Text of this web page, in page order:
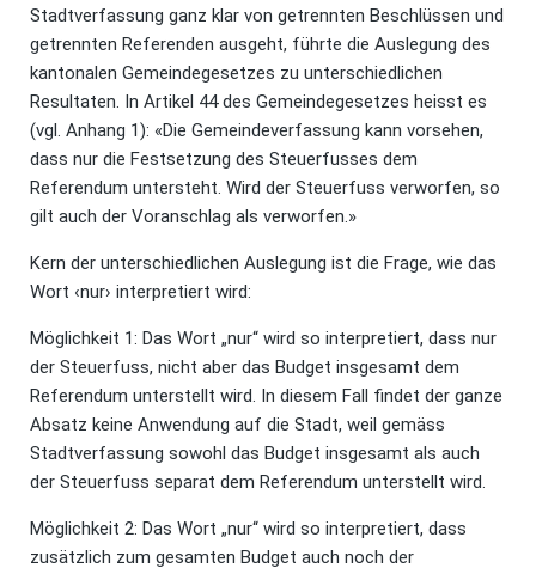
Stadtverfassung ganz klar von getrennten Beschlüssen und
getrennten Referenden ausgeht, führte die Auslegung des
kantonalen Gemeindegesetzes zu unterschiedlichen
Resultaten. In Artikel 44 des Gemeindegesetzes heisst es
(vgl. Anhang 1): «Die Gemeindeverfassung kann vorsehen,
dass nur die Festsetzung des Steuerfusses dem
Referendum untersteht. Wird der Steuerfuss verworfen, so
gilt auch der Voranschlag als verworfen.»
Kern der unterschiedlichen Auslegung ist die Frage, wie das
Wort ‹nur› interpretiert wird:
Möglichkeit 1: Das Wort „nur“ wird so interpretiert, dass nur
der Steuerfuss, nicht aber das Budget insgesamt dem
Referendum unterstellt wird. In diesem Fall findet der ganze
Absatz keine Anwendung auf die Stadt, weil gemäss
Stadtverfassung sowohl das Budget insgesamt als auch
der Steuerfuss separat dem Referendum unterstellt wird.
Möglichkeit 2: Das Wort „nur“ wird so interpretiert, dass
zusätzlich zum gesamten Budget auch noch der